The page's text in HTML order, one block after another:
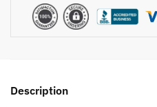
Description